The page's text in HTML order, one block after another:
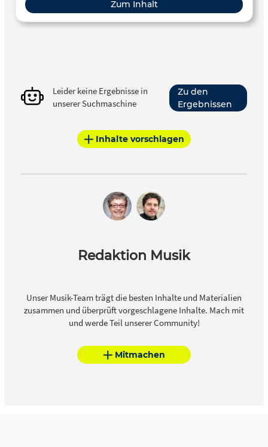
Zum Inhalt
Leider keine Ergebnisse in
unserer Suchmaschine
Zu den
Ergebnissen
Inhalte vorschlagen
Redaktion Musik
Unser Musik-Team trägt die besten Inhalte und Materialien
zusammen und überprüft vorgeschlagene Inhalte. Mach mit
und werde Teil unserer Community!
Mitmachen